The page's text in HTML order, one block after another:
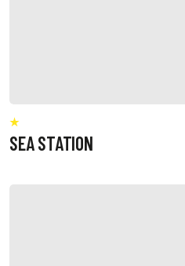
SEA STATION